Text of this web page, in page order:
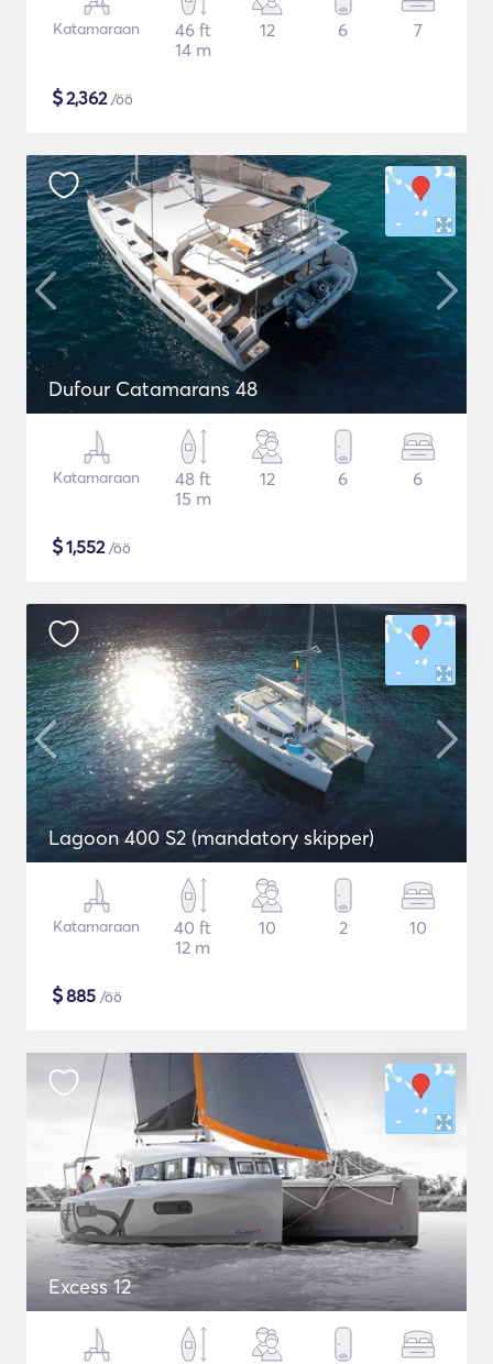
Katamaraan
46 ft
14 m
12 6 7
$2,362/öö
Dufour Catamarans 48
Katamaraan
48 ft
15 m
12 6 6
$1,552/öö
Lagoon 400 S2 (mandatory skipper)
Katamaraan
40 ft
12 m
10 2 10
$885 /öö
Excess 12